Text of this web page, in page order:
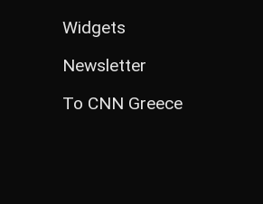
Widgets
Newsletter
Το CNN Greece